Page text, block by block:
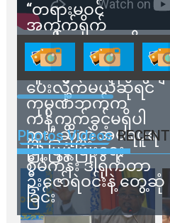
“တရားမဝင်
အကွက်ရိုက်
ရောင်းချမှုတွေကို
သက်ဆိုင်ရာတာဝန်ရှိ
သူတွေက ဂရန်တွေချ
ပေးလိုက်မယ်ဆိုရင်
ကုမ္ပဏီဘက်က
ကန့်ကွက်ခွင့်မရှိပါ
ဘူး” ဆိုတဲ့ အမရပူရ
မြို့ပြဖွံ့ဖြိုးရေး
စီမံကိန်း ဒါရိုက်တာ
ဦးဇော်ရဲဝင်းနဲ့ တွေ့ဆုံ
ခြင်း
Photos Videos RECENT